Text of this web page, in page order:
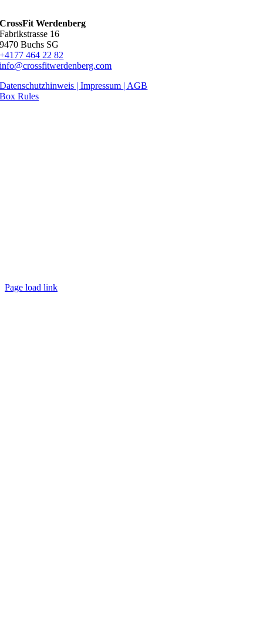
CrossFit Werdenberg
Fabrikstrasse 16
9470 Buchs SG
+4177 464 22 82
info@crossfitwerdenberg.com
Datenschutzhinweis | Impressum | AGB
Box Rules
Page load link